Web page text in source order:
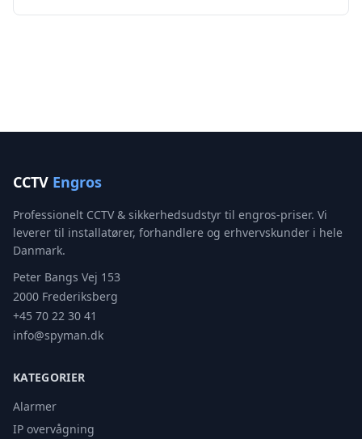
CCTV Engros
Professionelt CCTV & sikkerhedsudstyr til engros-priser. Vi
leverer til installatører, forhandlere og erhvervskunder i hele
Danmark.
Peter Bangs Vej 153
2000 Frederiksberg
+45 70 22 30 41
info@spyman.dk
KATEGORIER
Alarmer
IP overvågning